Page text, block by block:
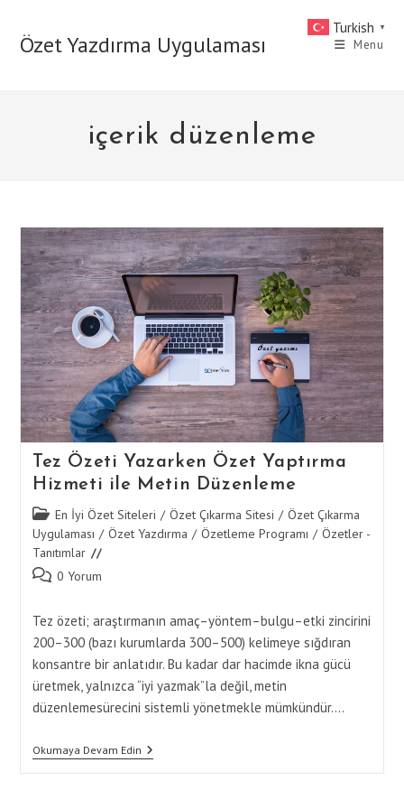
contentÖzet Yazdırma Uygulaması Menu
içerik düzenleme
Tez Özeti Yazarken Özet Yaptırma
Hizmeti ile Metin Düzenleme
Post
category:
En İyi Özet Siteleri / Özet Çıkarma Sitesi / Özet Çıkarma
Uygulaması / Özet Yazdırma / Özetleme Programı / Özetler -
Tanıtımlar
Post 0 Yorum
Tez özeti; araştırmanın amaç–yöntem–bulgu–etki zincirini
200–300 (bazı kurumlarda 300–500) kelimeye sığdıran
konsantre bir anlatıdır. Bu kadar dar hacimde ikna gücü
üretmek, yalnızca “iyi yazmak”la değil, metin
düzenlemesürecini sistemli yönetmekle mümkündür.…
Okumaya Devam EdinTez
Özeti
Turkish ▼